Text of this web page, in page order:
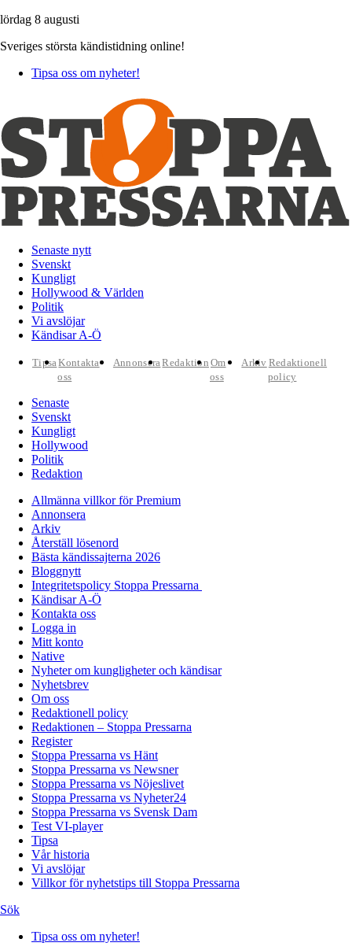
lördag 8 augusti
Sveriges största kändistidning online!
Tipsa oss om nyheter!
Senaste nytt
Svenskt
Kungligt
Hollywood & Världen
Politik
Vi avslöjar
Kändisar A-Ö
TipsaKontakta
oss
AnnonseraRedaktion Om
oss
Arkiv Redaktionell
policy
Senaste
Svenskt
Kungligt
Hollywood
Politik
Redaktion
Allmänna villkor för Premium
Annonsera
Arkiv
Återställ lösenord
Bästa kändissajterna 2026
Bloggnytt
Integritetspolicy Stoppa Pressarna
Kändisar A-Ö
Kontakta oss
Logga in
Mitt konto
Native
Nyheter om kungligheter och kändisar
Nyhetsbrev
Om oss
Redaktionell policy
Redaktionen – Stoppa Pressarna
Register
Stoppa Pressarna vs Hänt
Stoppa Pressarna vs Newsner
Stoppa Pressarna vs Nöjeslivet
Stoppa Pressarna vs Nyheter24
Stoppa Pressarna vs Svensk Dam
Test VI-player
Tipsa
Vår historia
Vi avslöjar
Villkor för nyhetstips till Stoppa Pressarna
Sök
Tipsa oss om nyheter!